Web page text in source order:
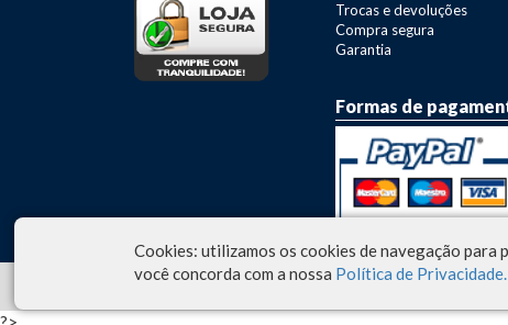
Trocas e devoluções
Compra segura
Garantia
Formas de
© 2026 - Fazo Ferramentas
Cookies: utilizamos os cookies de navegação para
você concorda com a nossa Política de Privacidade.